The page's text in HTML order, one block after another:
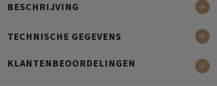
BESCHRIJVING
TECHNISCHE GEGEVENS
KLANTENBEOORDELINGEN